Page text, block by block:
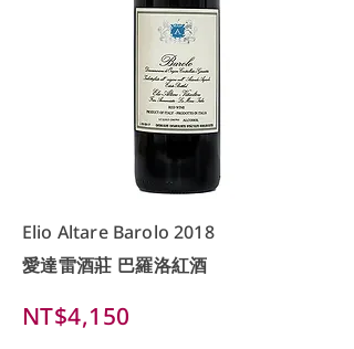
Elio Altare Barolo 2018
愛達雷酒莊 巴羅洛紅酒
NT$4,150